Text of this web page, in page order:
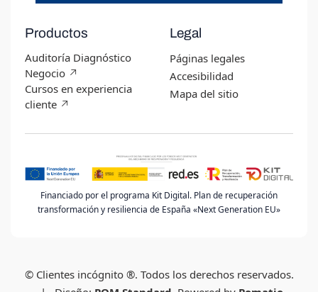
Productos
Auditoría Diagnóstico
Negocio ↗︎
Cursos en experiencia
cliente ↗︎
Legal
Páginas legales
Accesibilidad
Mapa del sitio
Financiado por el programa Kit Digital. Plan de recuperación
transformación y resiliencia de España «Next Generation EU»
© Clientes incógnito ®. Todos los derechos reservados.